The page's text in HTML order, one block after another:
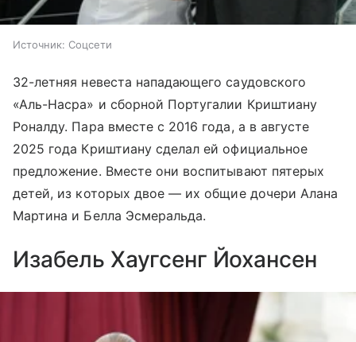
Источник: Соцсети
32-летняя невеста нападающего саудовского
«Аль-Насра» и сборной Португалии Криштиану
Роналду. Пара вместе с 2016 года, а в августе
2025 года Криштиану сделал ей официальное
предложение. Вместе они воспитывают пятерых
детей, из которых двое — их общие дочери Алана
Мартина и Белла Эсмеральда.
Изабель Хаугсенг Йохансен